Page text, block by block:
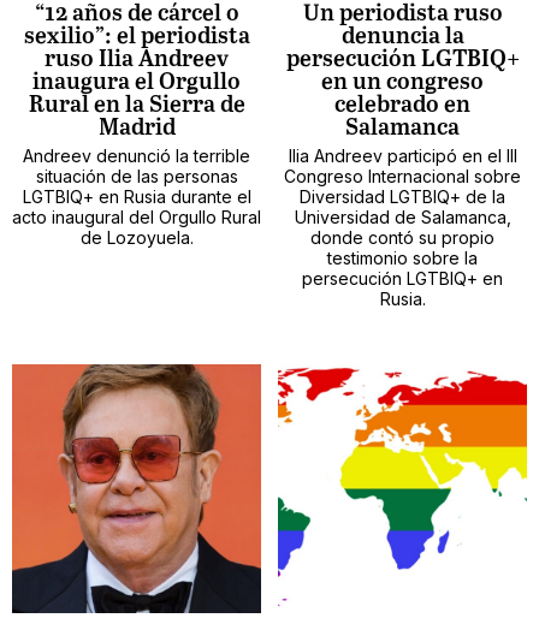
“12 años de cárcel o
sexilio”: el periodista
ruso Ilia Andreev
inaugura el Orgullo
Rural en la Sierra de
Madrid
Andreev denunció la terrible
situación de las personas
LGTBIQ+ en Rusia durante el
acto inaugural del Orgullo Rural
de Lozoyuela.
Un periodista ruso
denuncia la
persecución LGTBIQ+
en un congreso
celebrado en
Salamanca
Ilia Andreev participó en el III
Congreso Internacional sobre
Diversidad LGTBIQ+ de la
Universidad de Salamanca,
donde contó su propio
testimonio sobre la
persecución LGTBIQ+ en
Rusia.